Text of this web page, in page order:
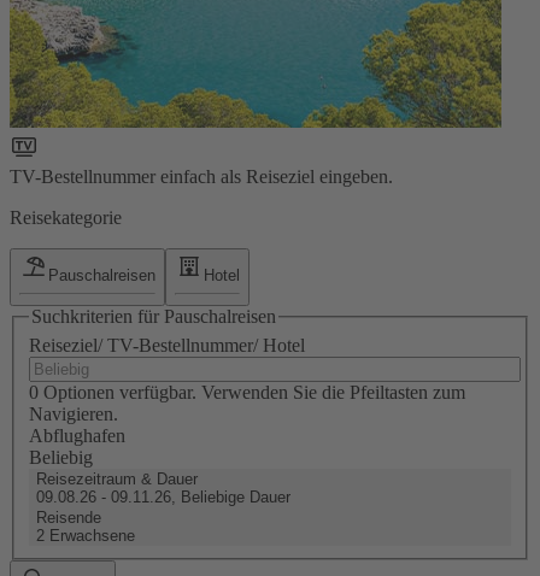
TV-Bestellnummer einfach als Reiseziel eingeben.
Reisekategorie
Pauschalreisen Hotel
Suchkriterien für Pauschalreisen
Reiseziel/ TV-Bestellnummer/ Hotel
0 Optionen verfügbar. Verwenden Sie die Pfeiltasten zum
Navigieren.
Abflughafen
Beliebig
Reisezeitraum & Dauer
09.08.26 - 09.11.26, Beliebige Dauer
Reisende
2 Erwachsene